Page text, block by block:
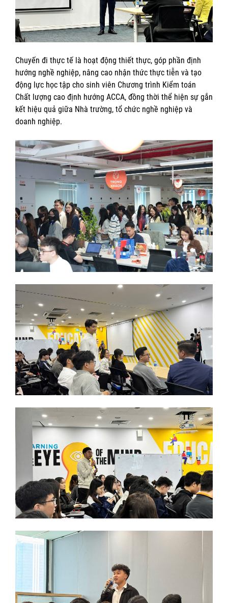
Chuyến đi thực tế là hoạt động thiết thực, góp phần định
hướng nghề nghiệp, nâng cao nhận thức thực tiễn và tạo
động lực học tập cho sinh viên Chương trình Kiểm toán
Chất lượng cao định hướng ACCA, đồng thời thể hiện sự gắn
kết hiệu quả giữa Nhà trường, tổ chức nghề nghiệp và
doanh nghiệp.